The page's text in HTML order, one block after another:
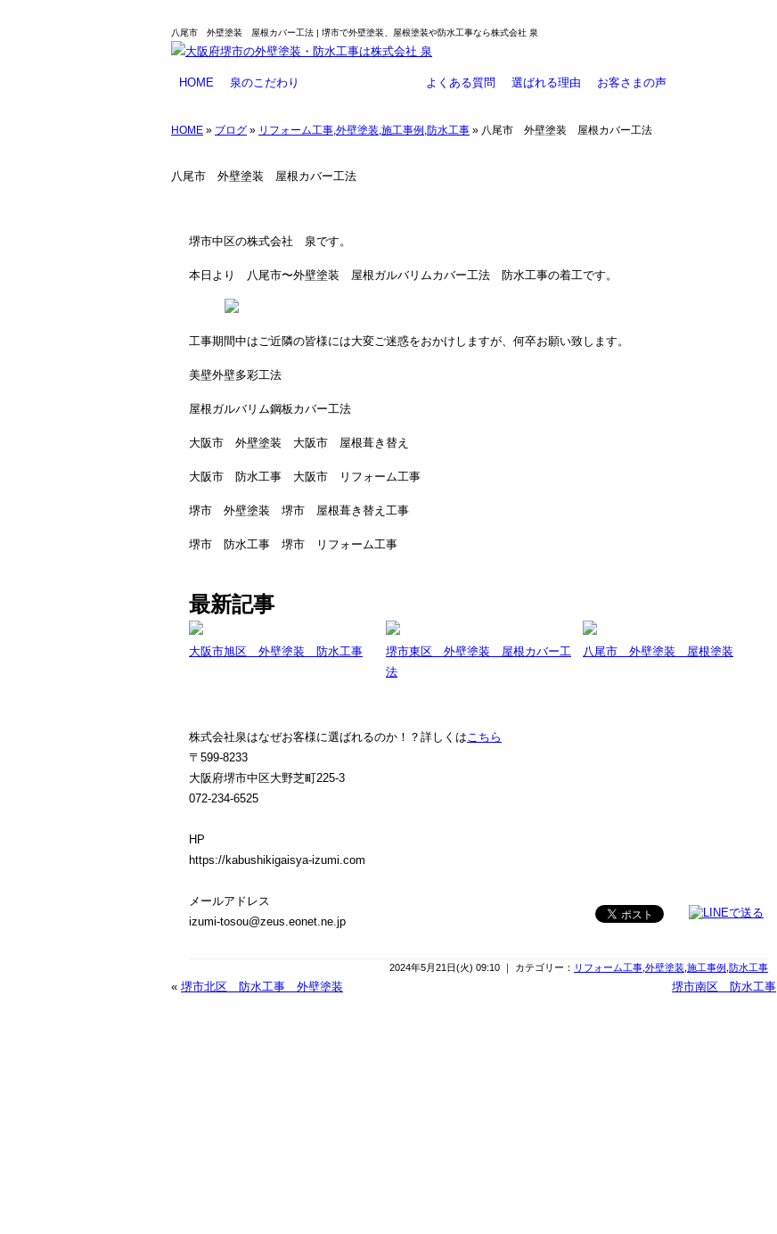
八尾市 外壁塗装 屋根カバー工法 | 堺市で外壁塗装、屋根塗装や防水工事なら株式会社 泉
HOME 泉のこだわり
塗料について
防水工事とは
工事メニュー
よくある質問 選ばれる理由 お客さまの声
HOME » ブログ » リフォーム工事 外壁塗装 施工事例 防水工事 » 八尾市 外壁塗装 屋根カバー工法
八尾市 外壁塗装 屋根カバー工法
堺市中区の株式会社 泉です。
本日より 八尾市〜外壁塗装 屋根ガルバリムカバー工法 防水工事の着工です。
工事期間中はご近隣の皆様には大変ご迷惑をおかけしますが、何卒お願い致します。
美壁外壁多彩工法
屋根ガルバリム鋼板カバー工法
大阪市 外壁塗装 大阪市 屋根葺き替え
大阪市 防水工事 大阪市 リフォーム工事
堺市 外壁塗装 堺市 屋根葺き替え工事
堺市 防水工事 堺市 リフォーム工事
最新記事
大阪市旭区 外壁塗装 防水工事
堺市東区 外壁塗装 屋根カバー工
法
八尾市 外壁塗装 屋根塗装
株式会社泉はなぜお客様に選ばれるのか！？詳しくは こちら
〒599-8233
大阪府堺市中区大野芝町225-3
072-234-6525
HP
https://kabushikigaisya-izumi.com
メールアドレス
izumi-tosou@zeus.eonet.ne.jp
2024年5月21日(火) 09:10 ｜ カテゴリー： リフォーム工事 外壁塗装 施工事例 防水工事
« 堺市北区 防水工事 外壁塗装 堺市南区 防水工事